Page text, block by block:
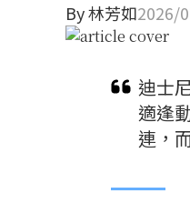
By林芳如2026/
迪士
適逢
連，